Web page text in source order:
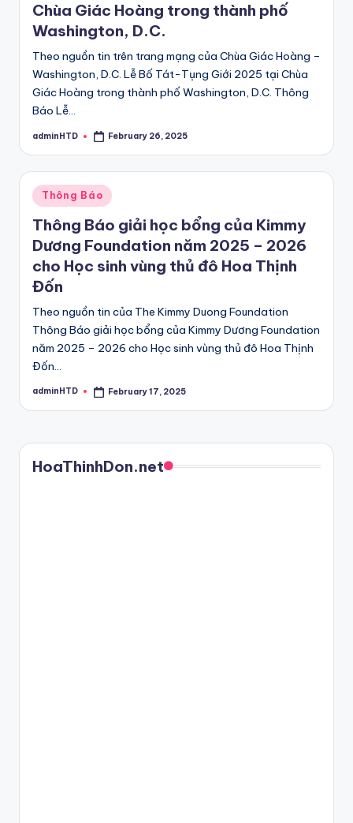
Chùa Giác Hoàng trong thành phố
Washington, D.C.
Theo nguồn tin trên trang mạng của Chùa Giác Hoàng –
Washington, D.C. Lễ Bố Tát-Tụng Giới 2025 tại Chùa
Giác Hoàng trong thành phố Washington, D.C. Thông
Báo Lễ…
Posted
adminHTD February 26, 2025
Posted
in
Thông Báo
Thông Báo giải học bổng của Kimmy
Dương Foundation năm 2025 – 2026
cho Học sinh vùng thủ đô Hoa Thịnh
Đốn
Theo nguồn tin của The Kimmy Duong Foundation
Thông Báo giải học bổng của Kimmy Dương Foundation
năm 2025 – 2026 cho Học sinh vùng thủ đô Hoa Thịnh
Đốn…
Posted
adminHTD February 17, 2025
HoaThinhDon.net